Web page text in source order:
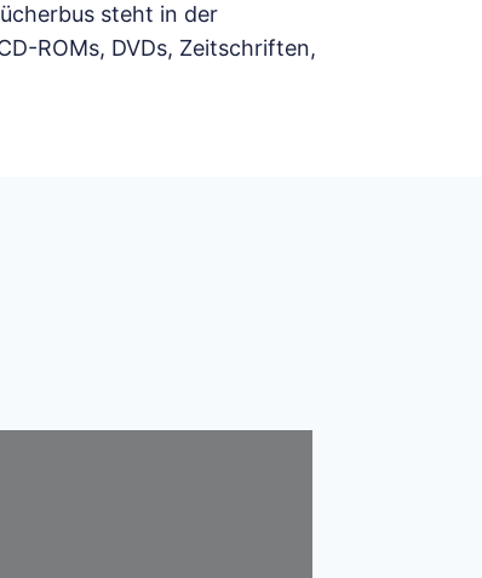
steht in der
ROMs, DVDs, Zeitschriften,